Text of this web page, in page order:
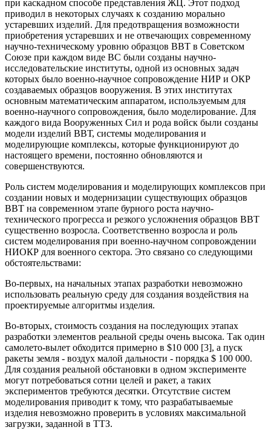
при каскадном способе представления ЖЦ. Этот подход
приводил в некоторых случаях к созданию морально
устаревших изделий. Для предотвращения возможности
приобретения устаревших и не отвечающих современному
научно-техническому уровню образцов ВВТ в Советском
Союзе при каждом виде ВС были созданы научно-
исследовательские институты, одной из основных задач
которых было военно-научное сопровождение НИР и ОКР
создаваемых образцов вооружения. В этих институтах
основным математическим аппаратом, используемым для
военно-научного сопровождения, было моделирование. Для
каждого вида Вооруженных Сил и рода войск были созданы
модели изделий ВВТ, системы моделирования и
моделирующие комплексы, которые функционируют до
настоящего времени, постоянно обновляются и
совершенствуются.
Роль систем моделирования и моделирующих комплексов при
создании новых и модернизации существующих образцов
ВВТ на современном этапе бурного роста научно-
технического прогресса и резкого усложнения образцов ВВТ
существенно возросла. Соответственно возросла и роль
систем моделирования при военно-научном сопровождении
НИОКР для военного сектора. Это связано со следующими
обстоятельствами:
Во-первых, на начальных этапах разработки невозможно
использовать реальную среду для создания воздействия на
проектируемые алгоритмы изделия.
Во-вторых, стоимость создания на последующих этапах
разработки элементов реальной среды очень высока. Так один
самолето-вылет обходится примерно в $10 000 [3], а пуск
ракеты земля - воздух малой дальности - порядка $ 100 000.
Для создания реальной обстановки в одном эксперименте
могут потребоваться сотни целей и ракет, а таких
экспериментов требуются десятки. Отсутствие систем
моделирования приводит к тому, что разрабатываемые
изделия невозможно проверить в условиях максимальной
загрузки, заданной в ТТЗ.